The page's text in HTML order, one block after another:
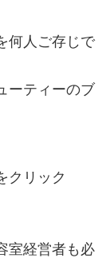
何人ご存じで
ーティーのブ
クリック
室経営者も必